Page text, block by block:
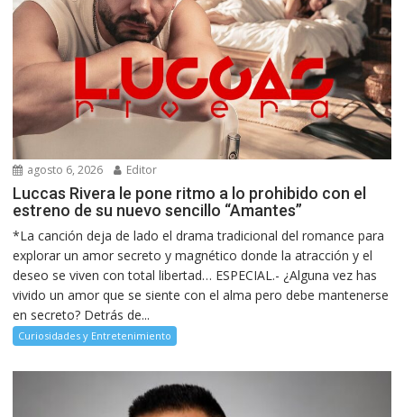
agosto 6, 2026 Editor
Luccas Rivera le pone ritmo a lo prohibido con el
estreno de su nuevo sencillo “Amantes”
*La canción deja de lado el drama tradicional del romance para
explorar un amor secreto y magnético donde la atracción y el
deseo se viven con total libertad… ESPECIAL.- ¿Alguna vez has
vivido un amor que se siente con el alma pero debe mantenerse
en secreto? Detrás de...
Curiosidades y Entretenimiento